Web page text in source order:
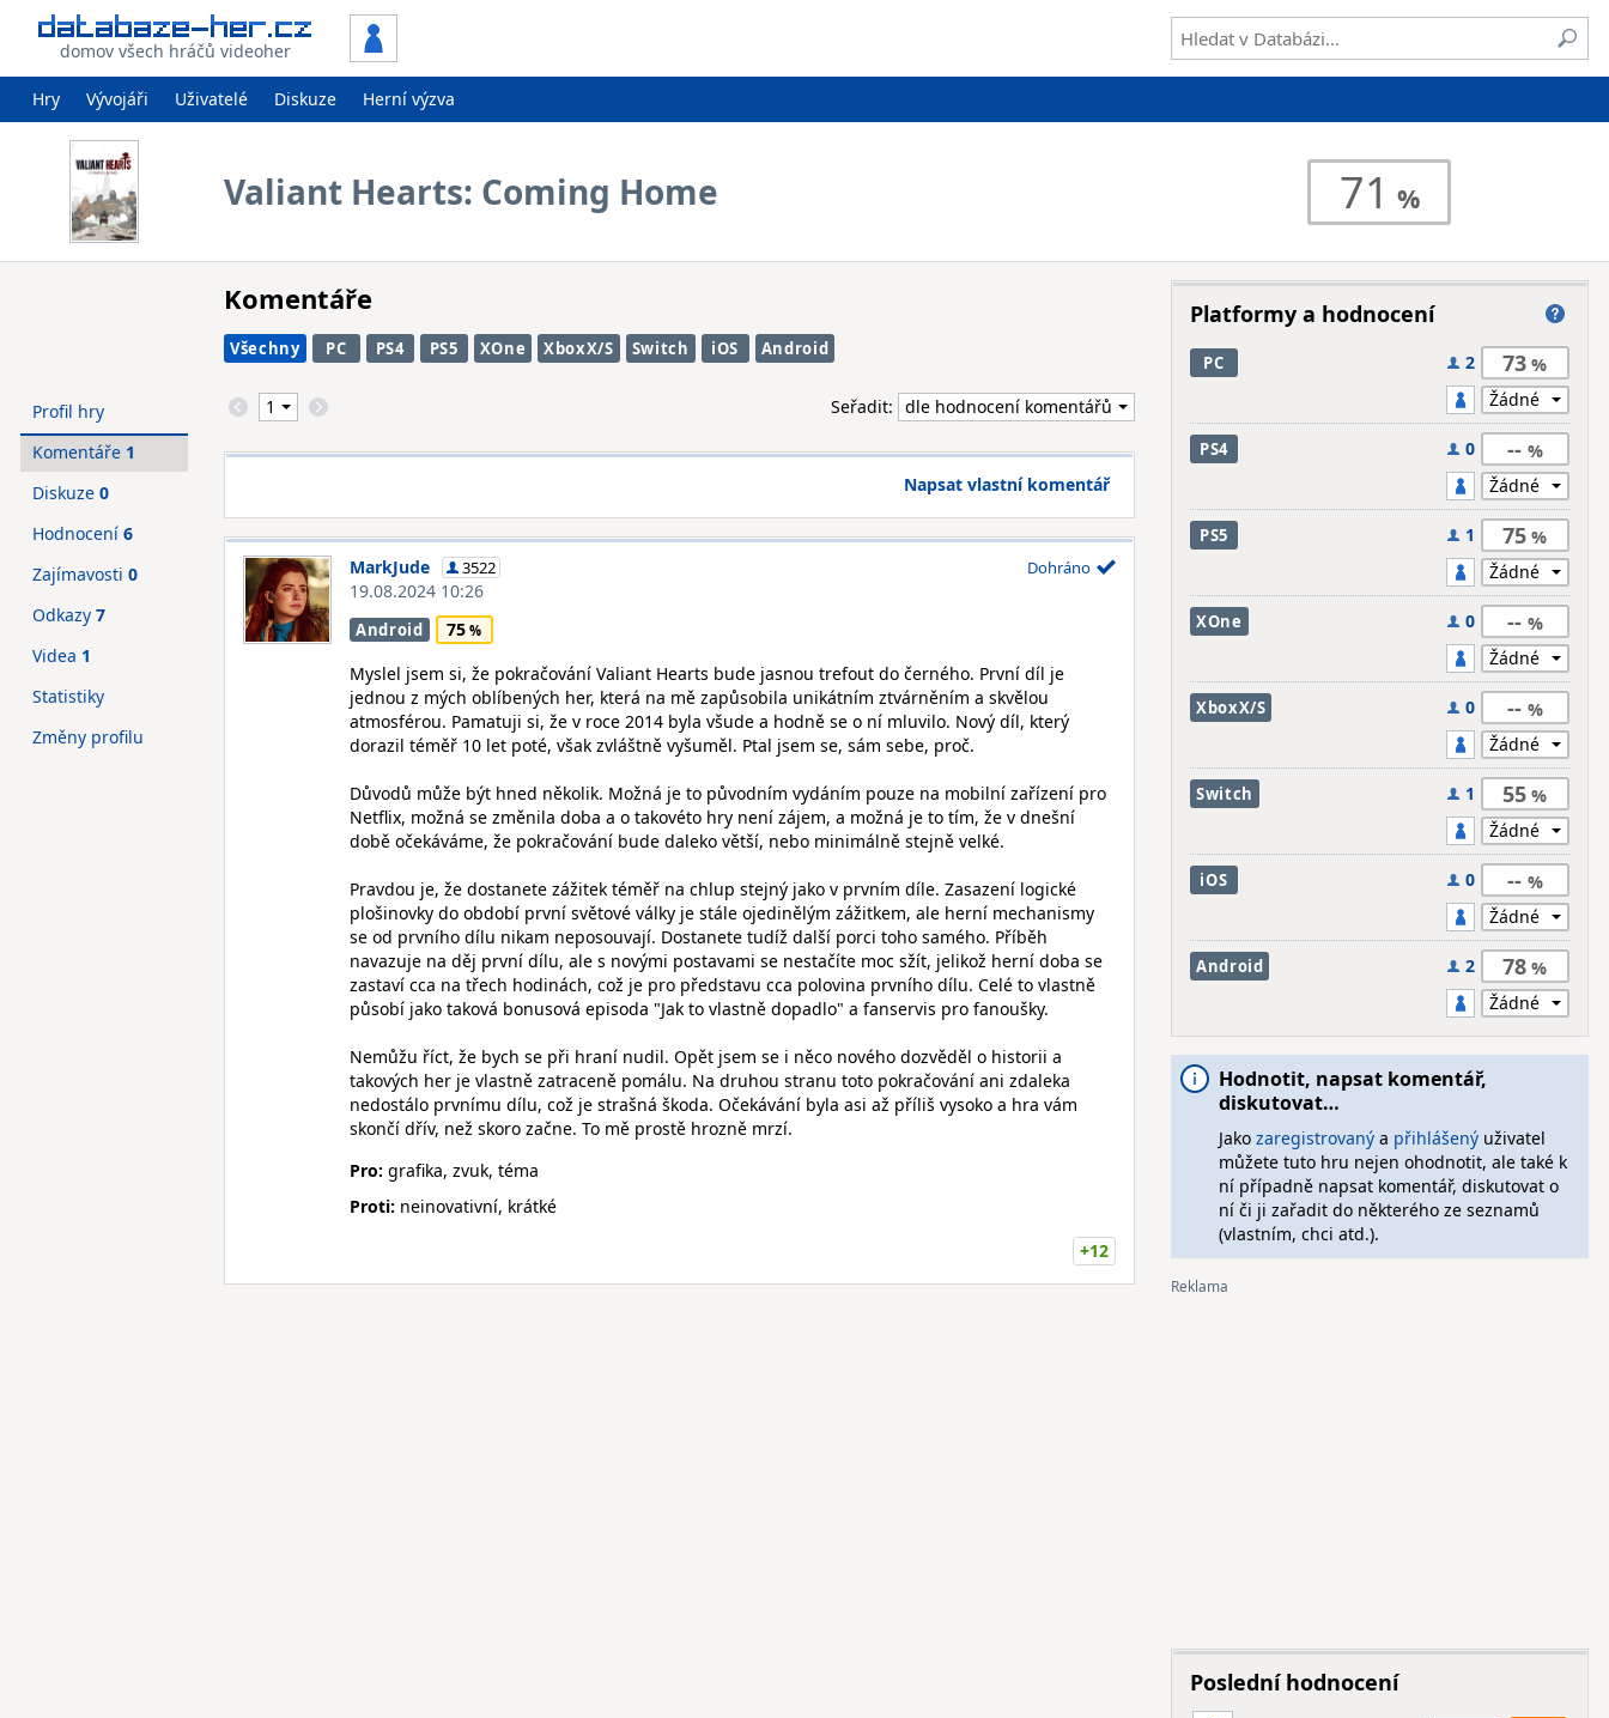
domov všech hráčů videoher
Hry Vývojáři Uživatelé Diskuze Herní výzva
Valiant Hearts: Coming Home 71
Komentáře
Všechny PC PS4 PS5 XOne XboxX/S Switch iOS Android
Seřadit:
Napsat vlastní komentář
MarkJude 3522
19.08.2024 10:26
Dohráno
Android
75
Myslel jsem si, že pokračování Valiant Hearts bude jasnou trefout do černého. První díl je
jednou z mých oblíbených her, která na mě zapůsobila unikátním ztvárněním a skvělou
atmosférou. Pamatuji si, že v roce 2014 byla všude a hodně se o ní mluvilo. Nový díl, který
dorazil téměř 10 let poté, však zvláštně vyšuměl. Ptal jsem se, sám sebe, proč.
Důvodů může být hned několik. Možná je to původním vydáním pouze na mobilní zařízení pro
Netflix, možná se změnila doba a o takovéto hry není zájem, a možná je to tím, že v dnešní
době očekáváme, že pokračování bude daleko větší, nebo minimálně stejně velké.
Pravdou je, že dostanete zážitek téměř na chlup stejný jako v prvním díle. Zasazení logické
plošinovky do období první světové války je stále ojedinělým zážitkem, ale herní mechanismy
se od prvního dílu nikam neposouvají. Dostanete tudíž další porci toho samého. Příběh
navazuje na děj první dílu, ale s novými postavami se nestačíte moc sžít, jelikož herní doba se
zastaví cca na třech hodinách, což je pro představu cca polovina prvního dílu. Celé to vlastně
působí jako taková bonusová episoda "Jak to vlastně dopadlo" a fanservis pro fanoušky.
Nemůžu říct, že bych se při hraní nudil. Opět jsem se i něco nového dozvěděl o historii a
takových her je vlastně zatraceně pomálu. Na druhou stranu toto pokračování ani zdaleka
nedostálo prvnímu dílu, což je strašná škoda. Očekávání byla asi až příliš vysoko a hra vám
skončí dřív, než skoro začne. To mě prostě hrozně mrzí.
Pro: grafika, zvuk, téma
Proti: neinovativní, krátké
+12
Profil hry
Komentáře 1
Diskuze 0
Hodnocení 6
Zajímavosti 0
Odkazy 7
Videa 1
Statistiky
Změny profilu
Platformy a hodnocení
PC 2 73
PS4 0 --
PS5 1 75
XOne 0 --
XboxX/S 0 --
Switch 1 55
iOS 0 --
Android 2 78
Hodnotit, napsat komentář,
diskutovat…
Jako zaregistrovanýa přihlášenýuživatel
můžete tuto hru nejen ohodnotit, ale také k
ní případně napsat komentář, diskutovat o
ní či ji zařadit do některého ze seznamů
(vlastním, chci atd.).
Poslední hodnocení